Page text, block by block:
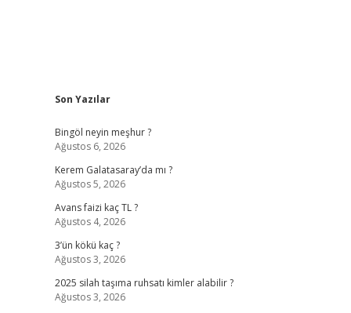
Sidebar
Son Yazılar
Bingöl neyin meşhur ?
Ağustos 6, 2026
Kerem Galatasaray’da mı ?
Ağustos 5, 2026
Avans faizi kaç TL ?
Ağustos 4, 2026
3’ün kökü kaç ?
Ağustos 3, 2026
2025 silah taşıma ruhsatı kimler alabilir ?
Ağustos 3, 2026